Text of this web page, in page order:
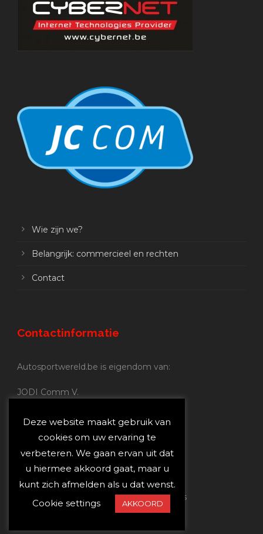
Wie zijn we?
Belangrijk: commercieel en rechten
Contact
Contactinformatie
Autosportwereld.be is eigendom van:
JODI Comm V.
Nijverheidsstraat 70
2160 Wommelgem
Autosportwereld.be:
Redactie:joost@autosportwereld.be
Verantwoordelijke uitgever: Joost Custers
Deze website maakt gebruik van
cookies om uw ervaring te
verbeteren. We gaan ervan uit dat
u hiermee akkoord gaat, maar u
kunt zich afmelden als u dat wenst.
Cookie settings
AKKOORD